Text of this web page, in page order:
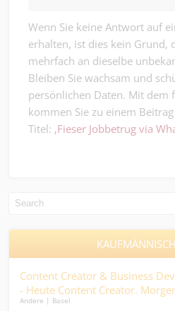
Wenn Sie keine Antwort auf
erhalten, ist dies kein Grund,
mehrfach an dieselbe
Bleiben Sie wachsam und
persönlichen Daten. Mit dem
kommen Sie zu einem
Titel: ‚Fieser Jobbetrug via
Content Creator & Business
- Heute Content Creator.
Mitinhaber:in....
Andere | Basel